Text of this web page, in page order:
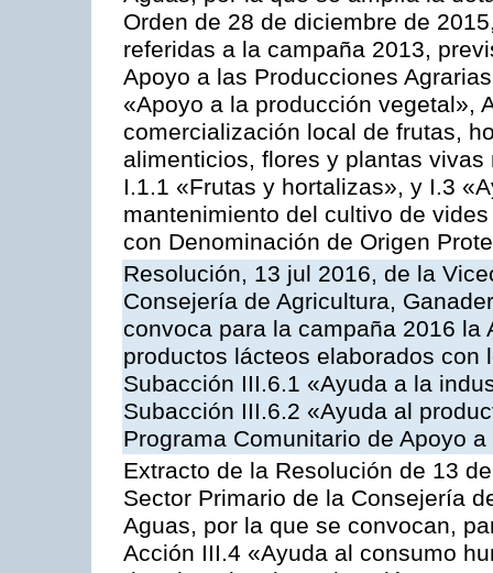
Orden de 28 de diciembre de
referidas a la campaña 2013,
Apoyo a las Producciones
«Apoyo a la producción vegetal»,
comercialización local de frutas,
alimenticios, flores y plantas
I.1.1 «Frutas y hortalizas», y I.3
mantenimiento del cultivo de
con Denominación de Origen
Resolución, 13 jul 2016, de la
Consejería de Agricultura,
convoca para la campaña 2016
productos lácteos elaborados
Subacción III.6.1 «Ayuda a la
Subacción III.6.2 «Ayuda al
Programa Comunitario de Apoyo
Extracto de la Resolución de 13
Sector Primario de la Consejería
Aguas, por la que se convocan,
Acción III.4 «Ayuda al consumo